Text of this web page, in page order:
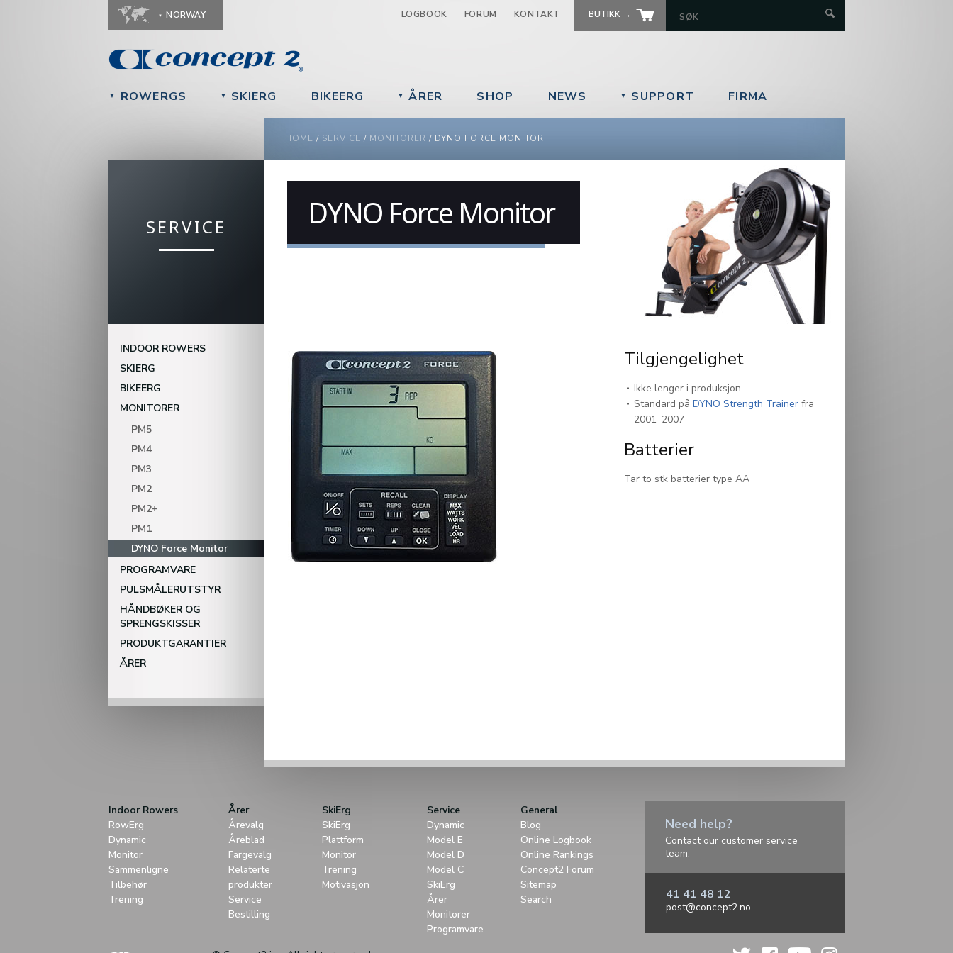
Jump to navigation
NORWAY LOGBOOK FORUM KONTAKT BUTIKK →
▼ ROWERGS ▼ SKIERG BIKEERG ▼ ÅRER SHOP NEWS ▼ SUPPORT FIRMA
YOU ARE HERE
HOME / SERVICE / MONITORER / DYNO FORCE MONITOR
SERVICE
INDOOR ROWERS
SKIERG
BIKEERG
MONITORER
PM5
PM4
PM3
PM2
PM2+
PM1
DYNO Force Monitor
PROGRAMVARE
PULSMÅLERUTSTYR
HÅNDBØKER OG
SPRENGSKISSER
PRODUKTGARANTIER
ÅRER
DYNO Force Monitor
Tilgjengelighet
Ikke lenger i produksjon
Standard på DYNO Strength Trainer fra
2001–2007
Batterier
Tar to stk batterier type AA
Indoor Rowers
RowErg
Dynamic
Monitor
Sammenligne
Tilbehør
Trening
Årer
Årevalg
Åreblad
Fargevalg
Relaterte
produkter
Service
Bestilling
SkiErg
SkiErg
Plattform
Monitor
Trening
Motivasjon
Service
Dynamic
Model E
Model D
Model C
SkiErg
Årer
Monitorer
Programvare
General
Blog
Online Logbook
Online Rankings
Concept2 Forum
Sitemap
Search
Need help?
Contactour customer service
team.
41 41 48 12
post@concept2.no